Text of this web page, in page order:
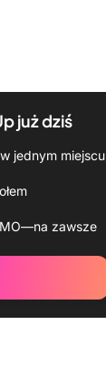
już dziś
jednym miejscu
zawsze